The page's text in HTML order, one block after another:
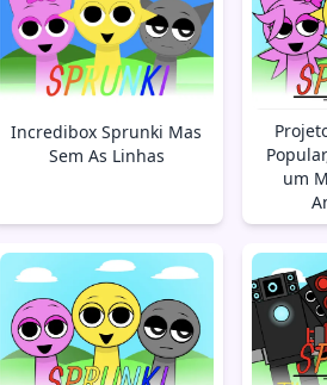
Incredibox Sprunki Mas
Sem As Linhas
um